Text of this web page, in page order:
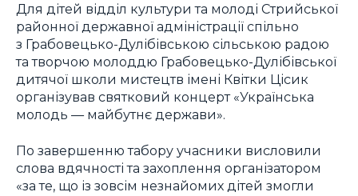
Для дітей відділ культури та молоді Стрийської
районної державної адміністрації спільно
з Грабовецько-Дулібівською сільською радою
та творчою молоддю Грабовецько-Дулібівської
дитячої школи мистецтв імені Квітки Цісик
організував святковий концерт «Українська
молодь — майбутнє держави».
По завершенню табору учасники висловили
слова вдячності та захоплення організатором
«за те, що із зовсім незнайомих дітей змогли